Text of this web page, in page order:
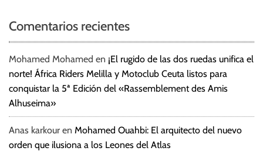
Comentarios recientes
Mohamed Mohamed en ¡El rugido de las dos ruedas unifica el
norte! África Riders Melilla y Motoclub Ceuta listos para
conquistar la 5ª Edición del «Rassemblement des Amis
Alhuseima»
Anas karkour en Mohamed Ouahbi: El arquitecto del nuevo
orden que ilusiona a los Leones del Atlas